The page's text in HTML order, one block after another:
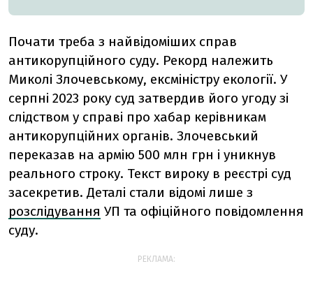
Почати треба з найвідоміших справ
антикорупційного суду. Рекорд належить
Миколі Злочевському, ексміністру екології. У
серпні 2023 року суд затвердив його угоду зі
слідством у справі про хабар керівникам
антикорупційних органів. Злочевський
переказав на армію 500 млн грн і уникнув
реального строку. Текст вироку в реєстрі суд
засекретив. Деталі стали відомі лише з
розслідування УП та офіційного повідомлення
суду.
РЕКЛАМА: